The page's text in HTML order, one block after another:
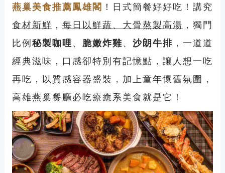
燕巢美食推薦鳳雄閣 ！日式簡餐好好吃！講究
食材新鮮 ， 每日以鮮蔬、 大骨熬製高湯 ，獨門
比例秘製咖哩 、 脆嫩炸雞、沙朗牛排 ，一道道
經典滋味，口感卻特別有記憶點，讓人想一吃
再吃，以質感容器盛裝，加上童年懷舊氛圍，
高雄燕巢餐廳必吃療癒系美食就是它！